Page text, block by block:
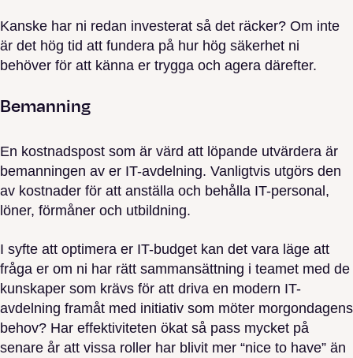
Kanske har ni redan investerat så det räcker? Om inte
är det hög tid att fundera på hur hög säkerhet ni
behöver för att känna er trygga och agera därefter.
Bemanning
En kostnadspost som är värd att löpande utvärdera är
bemanningen av er IT-avdelning. Vanligtvis utgörs den
av kostnader för att anställa och behålla IT-personal,
löner, förmåner och utbildning.
I syfte att optimera er IT-budget kan det vara läge att
fråga er om ni har rätt sammansättning i teamet med de
kunskaper som krävs för att driva en modern IT-
avdelning framåt med initiativ som möter morgondagens
behov? Har effektiviteten ökat så pass mycket på
senare år att vissa roller har blivit mer “nice to have” än